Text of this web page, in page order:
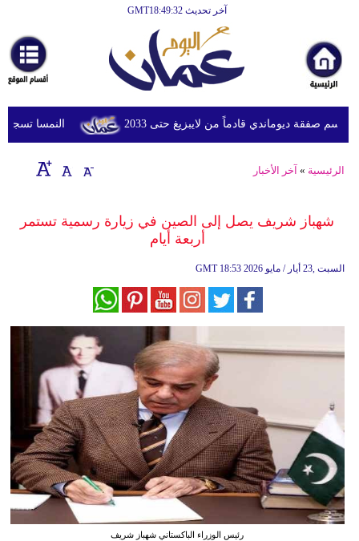
آخر تحديث GMT18:49:32
أخبارعاجلة
رياضة
ثقافة
إقتصاد
وموسيقى
وسفر
ديكور
أخبار
إعلام
تعليم
النمسا تسجل أعلى صفقة ديوماندي قادماً من لايبزيغ حتى 2033
الرئيسية » آخر الأخبار
شهباز شريف يصل إلى الصين في زيارة رسمية تستمر
أربعة أيام
GMT 18:53 2026 السبت ,23 أيار / مايو
رئيس الوزراء الباكستاني شهباز شريف